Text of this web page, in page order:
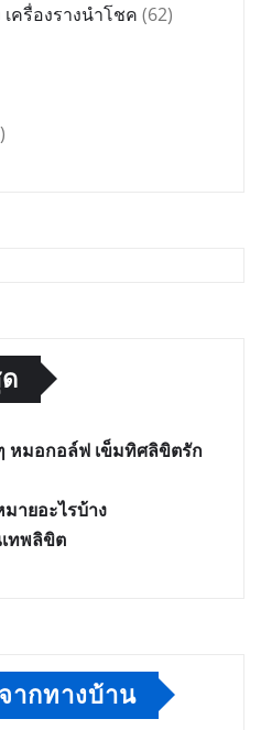
ครื่องรางนำโชค (62)
หมอกอล์ฟ เข็มทิศลิขิตรัก
ายอะไรบ้าง
ทพลิขิต
ากทางบ้าน